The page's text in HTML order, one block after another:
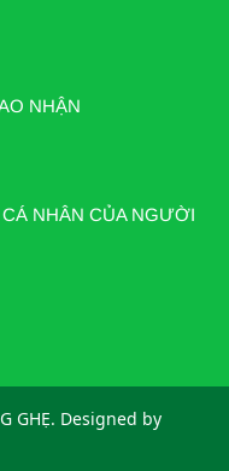
NHẬN
NHÂN CỦA NGƯỜI
GHẸ. Designed by